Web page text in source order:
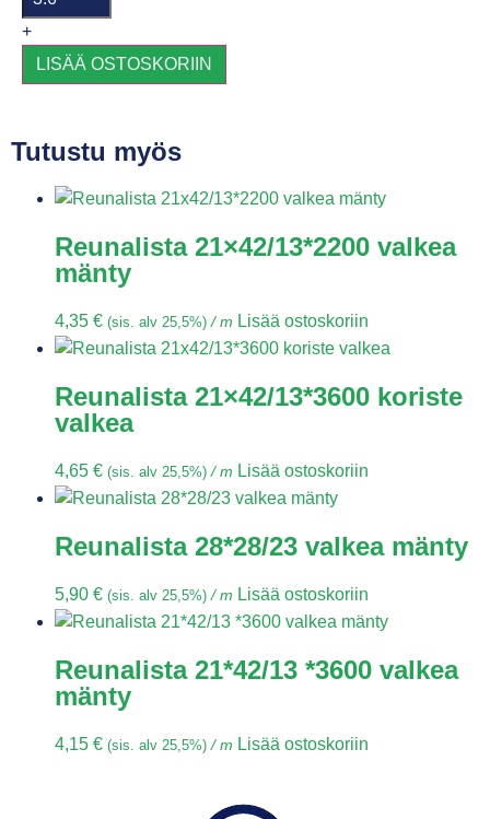
+
LISÄÄ OSTOSKORIIN
Tutustu myös
Reunalista 21×42/13*2200 valkea
mänty
4,35 € (sis. alv 25,5%) / m Lisää ostoskoriin
Reunalista 21×42/13*3600 koriste
valkea
4,65 € (sis. alv 25,5%) / m Lisää ostoskoriin
Reunalista 28*28/23 valkea mänty
5,90 € (sis. alv 25,5%) / m Lisää ostoskoriin
Reunalista 21*42/13 *3600 valkea
mänty
4,15 € (sis. alv 25,5%) / m Lisää ostoskoriin